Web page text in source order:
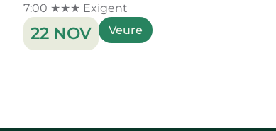
7:00 ★★★ Exigent
22 NOV Veure